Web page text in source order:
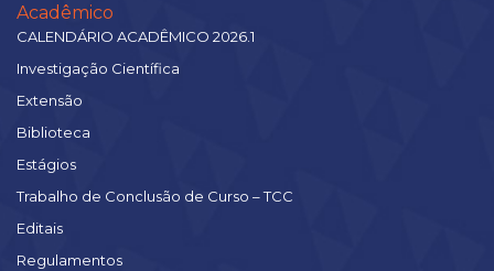
Acadêmico
CALENDÁRIO ACADÊMICO 2026.1
Investigação Científica
Extensão
Biblioteca
Estágios
Trabalho de Conclusão de Curso – TCC
Editais
Regulamentos